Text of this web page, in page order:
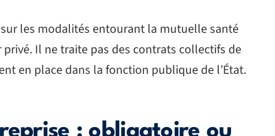
les modalités entourant la mutuelle santé
Il ne traite pas des contrats collectifs de
en place dans la fonction publique de l’État.